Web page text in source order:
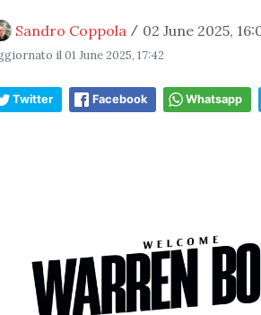
Sandro Coppola / 02 June 2025,
il01 June 2025, 17:42
Twitter Facebook Whatsapp